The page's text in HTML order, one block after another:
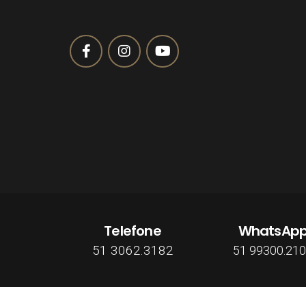
Telefone
51 3062.3182 51